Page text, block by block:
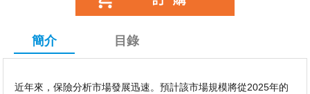
簡介 目錄
近年來，保險分析市場發展迅速。預計該市場規模將從2025年的